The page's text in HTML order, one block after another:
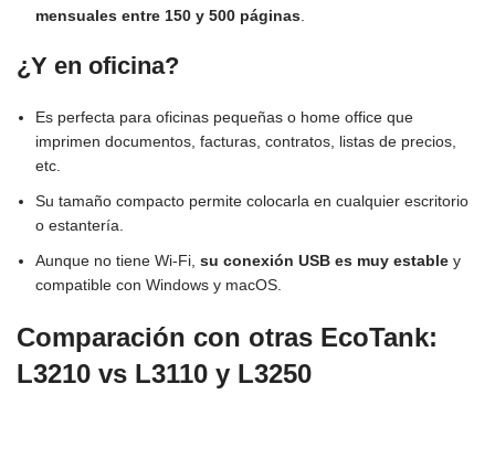
mensuales entre 150 y 500 páginas
¿Y en oficina?
Es perfecta para oficinas pequeñas o home office que
imprimen documentos, facturas, contratos, listas de precios,
etc.
Su tamaño compacto permite colocarla en cualquier escritorio
o estantería.
Aunque no tiene Wi-Fi, su conexión USB es muy estable y
compatible con Windows y macOS.
Comparación con otras EcoTank:
L3210 vs L3110 y L3250